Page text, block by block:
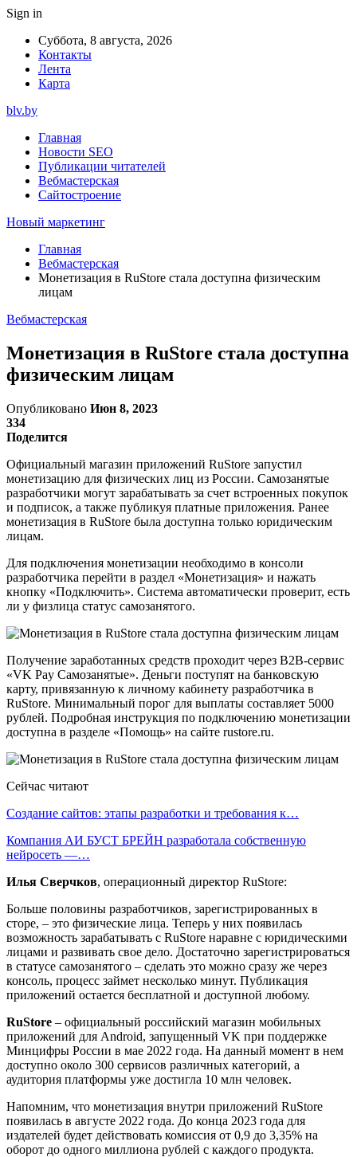
Sign in
Суббота, 8 августа, 2026
Контакты
Лента
Карта
blv.by
Главная
Новости SEO
Публикации читателей
Вебмастерская
Сайтостроение
Новый маркетинг
Главная
Вебмастерская
Монетизация в RuStore стала доступна физическим
лицам
Вебмастерская
Монетизация в RuStore стала доступна
физическим лицам
Опубликовано Июн 8, 2023
334
Поделится
Официальный магазин приложений RuStore запустил
монетизацию для физических лиц из России. Самозанятые
разработчики могут зарабатывать за счет встроенных покупок
и подписок, а также публикуя платные приложения. Ранее
монетизация в RuStore была доступна только юридическим
лицам.
Для подключения монетизации необходимо в консоли
разработчика перейти в раздел «Монетизация» и нажать
кнопку «Подключить». Система автоматически проверит, есть
ли у физлица статус самозанятого.
Получение заработанных средств проходит через B2B-сервис
«VK Pay Самозанятые». Деньги поступят на банковскую
карту, привязанную к личному кабинету разработчика в
RuStore. Минимальный порог для выплаты составляет 5000
рублей. Подробная инструкция по подключению монетизации
доступна в разделе «Помощь» на сайте rustore.ru.
Сейчас читают
Создание сайтов: этапы разработки и требования к…
Компания АИ БУСТ БРЕЙН разработала собственную
нейросеть —…
Илья Сверчков, операционный директор RuStore:
Больше половины разработчиков, зарегистрированных в
сторе, – это физические лица. Теперь у них появилась
возможность зарабатывать с RuStore наравне с юридическими
лицами и развивать свое дело. Достаточно зарегистрироваться
в статусе самозанятого – сделать это можно сразу же через
консоль, процесс займет несколько минут. Публикация
приложений остается бесплатной и доступной любому.
RuStore – официальный российский магазин мобильных
приложений для Android, запущенный VK при поддержке
Минцифры России в мае 2022 года. На данный момент в нем
доступно около 300 сервисов различных категорий, а
аудитория платформы уже достигла 10 млн человек.
Напомним, что монетизация внутри приложений RuStore
появилась в августе 2022 года. До конца 2023 года для
издателей будет действовать комиссия от 0,9 до 3,35% на
оборот до одного миллиона рублей с каждого продукта.